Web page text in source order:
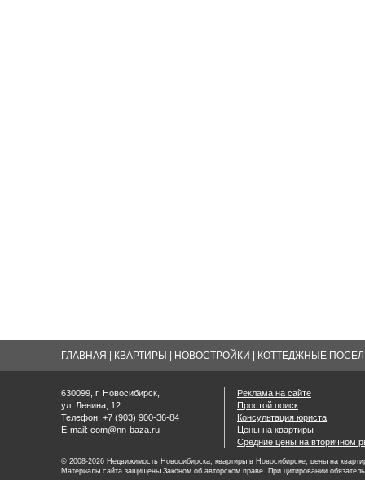
ГЛАВНАЯ КВАРТИРЫ НОВОСТРОЙКИ КОТТЕДЖНЫЕ
630099, г. Новосибирск,
ул. Ленина, 12
Телефон: +7 (903) 900-36-84
E-mail: com@nn-baza.ru
Реклама на сайте
Простой поиск
Консультация юриста
Цены на квартиры
Средние цены на вторичном
© 2008-2026 Недвижимость Новосибирска, квартиры в Новосибирске, цены на
Материалы сайта защищены Законом об авторском праве. При цитировании